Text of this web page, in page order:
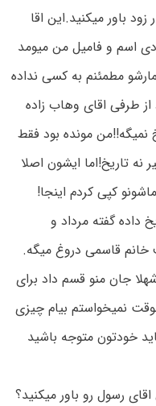
باور میکنید.این اقا
اسم و فامیل من میومد
مطمئنم به کسی نداده
طرفی اقای وهاب زاده
نمیگه!!من مونده بود فقط
تاریخ!اما ایشون اصلا
کپی کردم اینجا!
داده گفته مرداد و
قاسمی دروغ میگه.
جان منو قسم داد برای
نمیخواستم بیام چیزی
خودتون متوجه باشید
رسول رو باور میکنید؟